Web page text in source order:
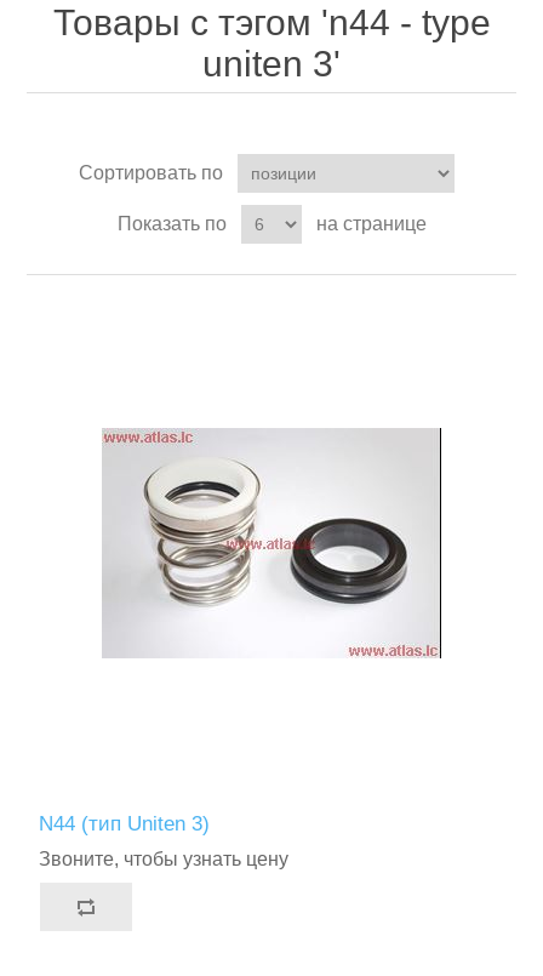
Товары с тэгом 'n44 - type
uniten 3'
Сортировать по
Показать по на странице
N44 (тип Uniten 3)
Звоните, чтобы узнать цену